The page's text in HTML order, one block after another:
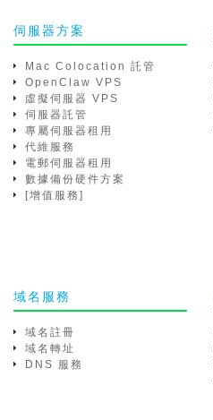
伺服器方案
Mac Colocation 託管
OpenClaw VPS
虛擬伺服器 VPS
伺服器託管
專屬伺服器租用
代維服務
電郵伺服器租用
數據備份硬件方案
[增值服務]
域名服務
域名註冊
域名轉址
DNS 服務